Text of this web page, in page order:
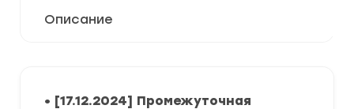
Описание
• [17.12.2024] Промежуточная